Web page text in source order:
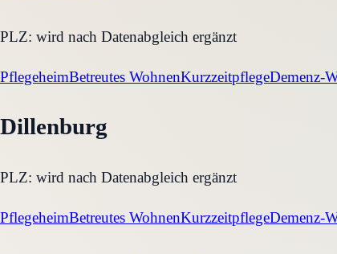
PLZ: wird nach Datenabgleich ergänzt
PflegeheimBetreutes WohnenKurzzeitpflegeDemenz-
Dillenburg
PLZ: wird nach Datenabgleich ergänzt
PflegeheimBetreutes WohnenKurzzeitpflegeDemenz-